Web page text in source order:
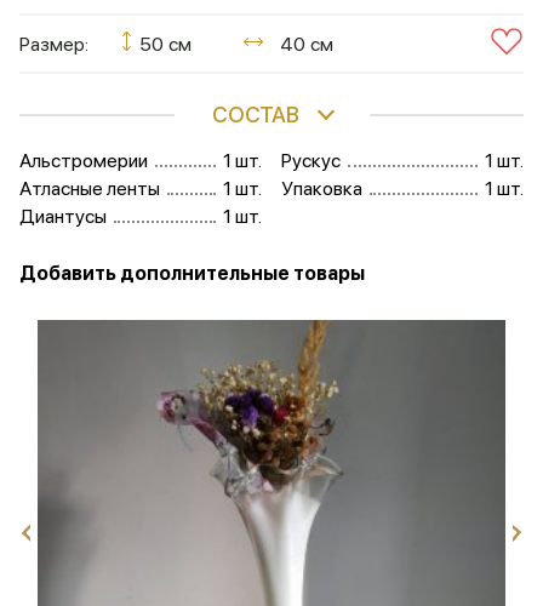
Размер: 50 см 40 см
СОСТАВ
Альстромерии
1 шт.
Атласные ленты
1 шт.
Диантусы
1 шт.
Рускус
1 шт.
Упаковка
1 шт.
Добавить дополнительные товары